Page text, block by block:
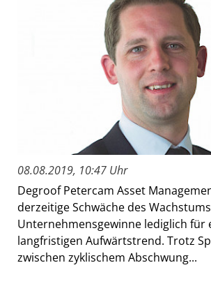
08.08.2019, 10:47 Uhr
Degroof Petercam Asset
derzeitige Schwäche des
Unternehmensgewinne lediglich für
langfristigen Aufwärtstrend. Trotz
zwischen zyklischem Abschwung...